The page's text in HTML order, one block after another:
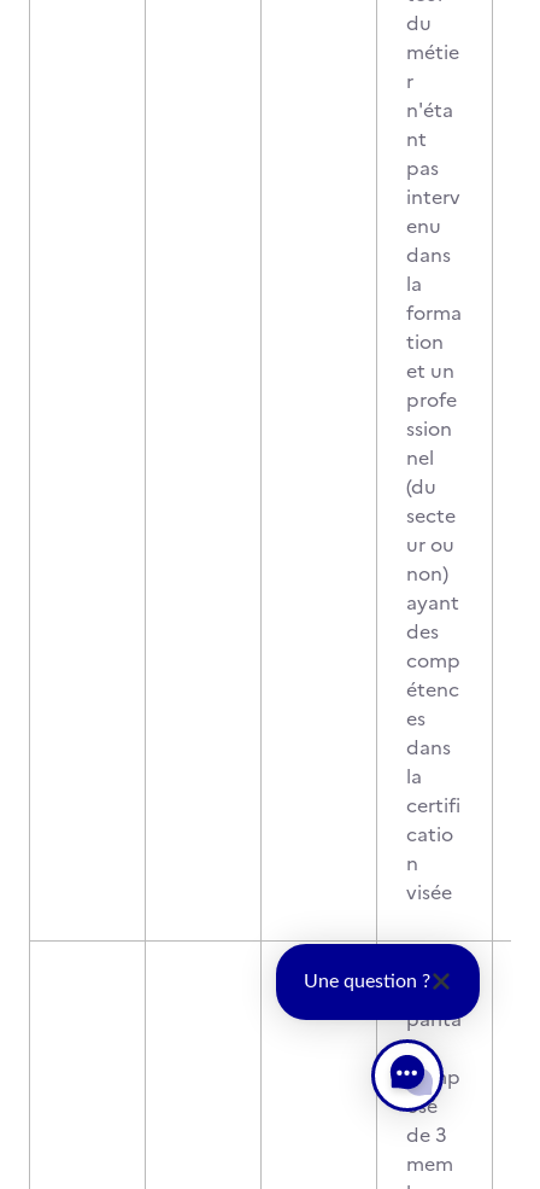
du
métie
r
n'éta
nt
pas
interv
enu
dans
la
forma
tion
et un
profe
ssion
nel
(du
secte
ur ou
non)
ayant
des
comp
étenc
es
dans
la
certifi
catio
n
visée
Jury
parita
ire
comp
osé
de 3
mem
Une question ?